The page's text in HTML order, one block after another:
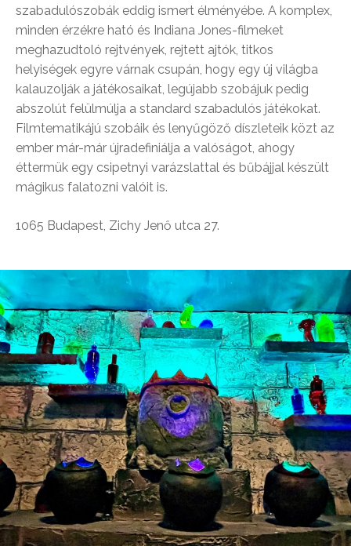
szabadulószobák eddig ismert élményébe. A komplex,
minden érzékre ható és Indiana Jones-filmeket
meghazudtoló rejtvények, rejtett ajtók, titkos
helyiségek egyre várnak csupán, hogy egy új világba
kalauzolják a játékosaikat, legújabb szobájuk pedig
abszolút felülmúlja a standard szabadulós játékokat.
Filmtematikájú szobáik és lenyűgöző díszleteik közt az
ember már-már újradefiniálja a valóságot, ahogy
éttermük egy csipetnyi varázslattal és bűbájjal készült
mágikus falatozni valóit is.
1065 Budapest, Zichy Jenő utca 27.